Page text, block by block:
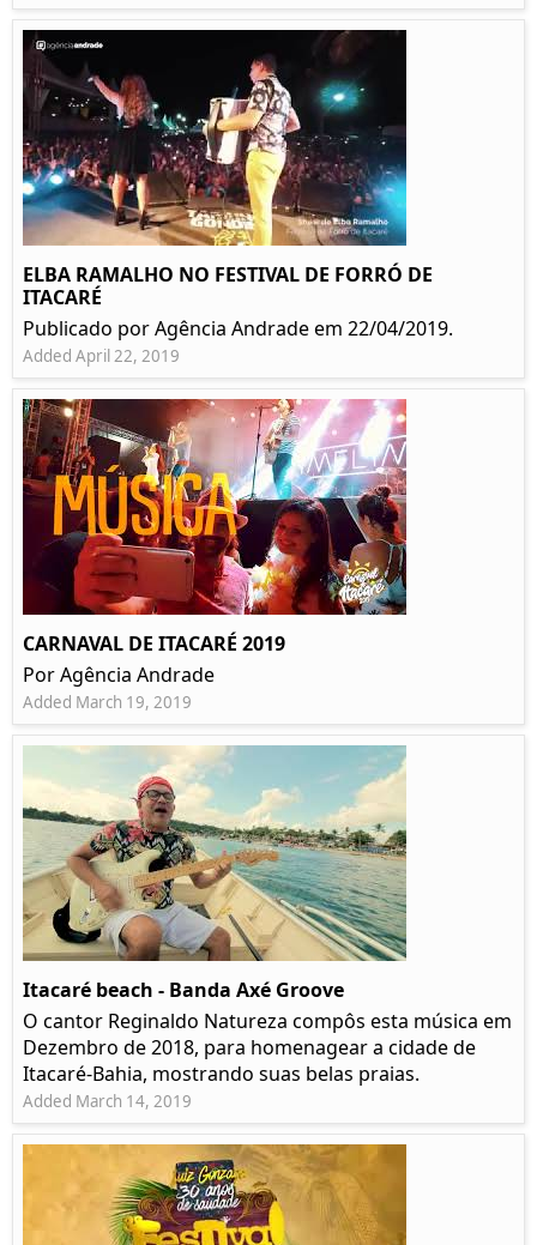
ELBA RAMALHO NO FESTIVAL DE FORRÓ DE
ITACARÉ
Publicado por Agência Andrade em 22/04/2019.
Added April 22, 2019
CARNAVAL DE ITACARÉ 2019
Por Agência Andrade
Added March 19, 2019
Itacaré beach - Banda Axé Groove
O cantor Reginaldo Natureza compôs esta música em
Dezembro de 2018, para homenagear a cidade de
Itacaré-Bahia, mostrando suas belas praias.
Added March 14, 2019